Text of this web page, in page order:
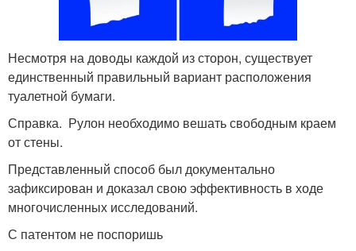
Несмотря на доводы каждой из сторон, существует
единственный правильный вариант расположения
туалетной бумаги.
Справка. Рулон необходимо вешать свободным краем
от стены.
Представленный способ был документально
зафиксирован и доказал свою эффективность в ходе
многочисленных исследований.
С патентом не поспоришь